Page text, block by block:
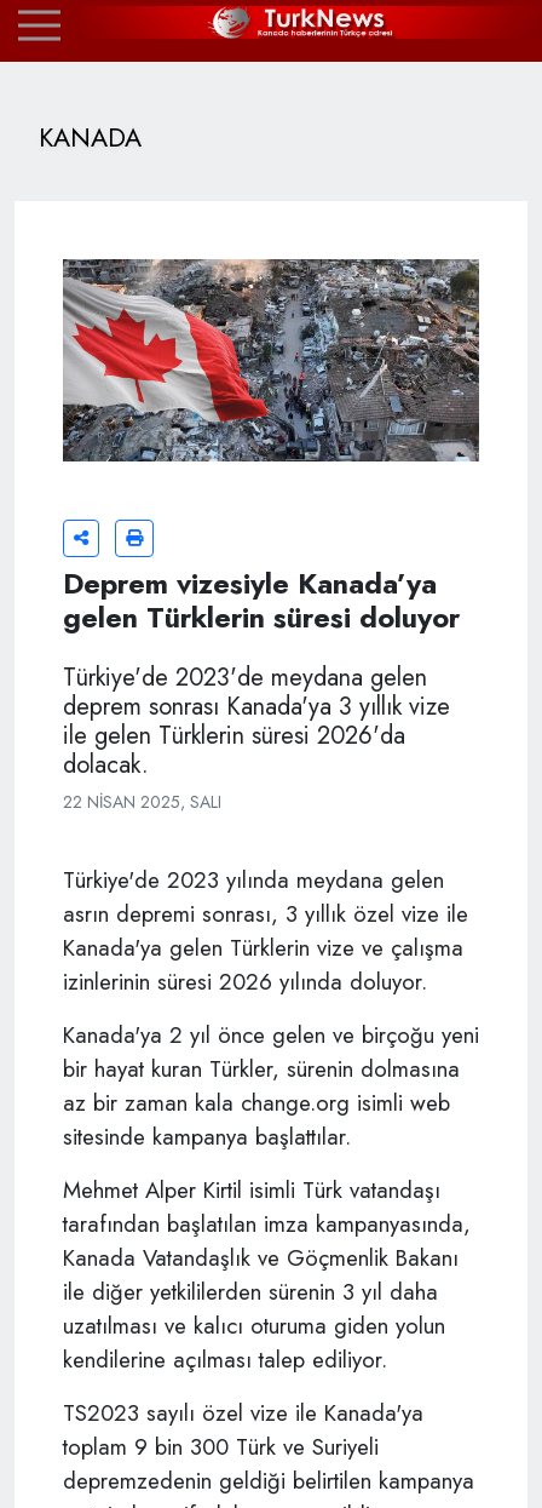
KANADA
Deprem vizesiyle Kanada’ya
gelen Türklerin süresi doluyor
Türkiye'de 2023'de meydana gelen
deprem sonrası Kanada'ya 3 yıllık vize
ile gelen Türklerin süresi 2026'da
dolacak.
22 NISAN 2025, SALI
Türkiye'de 2023 yılında meydana gelen
asrın depremi sonrası, 3 yıllık özel vize ile
Kanada'ya gelen Türklerin vize ve çalışma
izinlerinin süresi 2026 yılında doluyor.
Kanada'ya 2 yıl önce gelen ve birçoğu yeni
bir hayat kuran Türkler, sürenin dolmasına
az bir zaman kala change.org isimli web
sitesinde kampanya başlattılar.
Mehmet Alper Kirtil isimli Türk vatandaşı
tarafından başlatılan imza kampanyasında,
Kanada Vatandaşlık ve Göçmenlik Bakanı
ile diğer yetkililerden sürenin 3 yıl daha
uzatılması ve kalıcı oturuma giden yolun
kendilerine açılması talep ediliyor.
TS2023 sayılı özel vize ile Kanada'ya
toplam 9 bin 300 Türk ve Suriyeli
depremzedenin geldiği belirtilen kampanya